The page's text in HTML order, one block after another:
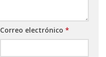
Correo electrónico *